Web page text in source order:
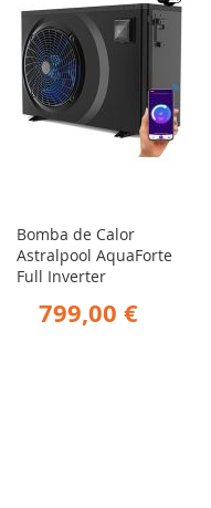
Bomba de Calor
Astralpool AquaForte
Full Inverter
799,00 €